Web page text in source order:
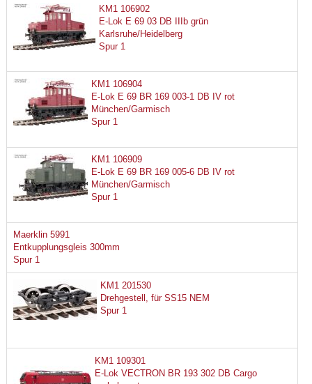
KM1 106902
E-Lok E 69 03 DB IIIb grün
Karlsruhe/Heidelberg
Spur 1
KM1 106904
E-Lok E 69 BR 169 003-1 DB IV rot
München/Garmisch
Spur 1
KM1 106909
E-Lok E 69 BR 169 005-6 DB IV rot
München/Garmisch
Spur 1
Maerklin 5991
Entkupplungsgleis 300mm
Spur 1
KM1 201530
Drehgestell, für SS15 NEM
Spur 1
KM1 109301
E-Lok VECTRON BR 193 302 DB Cargo